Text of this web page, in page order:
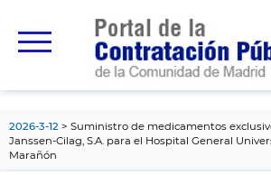
principal
2026-3-12
Suministro de medicamentos
Janssen-Cilag, S.A. para el Hospital General
Marañón